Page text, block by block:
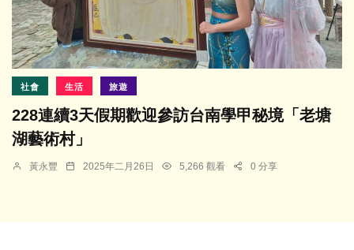
社會 生活 旅遊
228連續3天假期歡迎參訪台南學甲秘境「老塘
湖藝術村」
黃永豐 2025年二月26日 5,266 觀看 0 分享